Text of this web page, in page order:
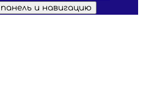
и навигацию